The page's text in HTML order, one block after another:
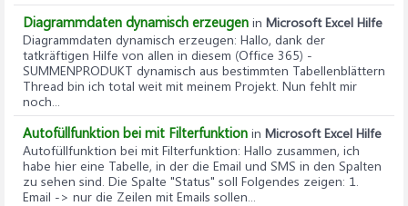
Diagrammdaten dynamisch erzeugen in Microsoft Excel Hilfe
Diagrammdaten dynamisch erzeugen: Hallo, dank der
tatkräftigen Hilfe von allen in diesem (Office 365) -
SUMMENPRODUKT dynamisch aus bestimmten Tabellenblättern
Thread bin ich total weit mit meinem Projekt. Nun fehlt mir
noch...
Autofüllfunktion bei mit Filterfunktion in Microsoft Excel Hilfe
Autofüllfunktion bei mit Filterfunktion: Hallo zusammen, ich
habe hier eine Tabelle, in der die Email und SMS in den Spalten
zu sehen sind. Die Spalte "Status" soll Folgendes zeigen: 1.
Email -> nur die Zeilen mit Emails sollen...